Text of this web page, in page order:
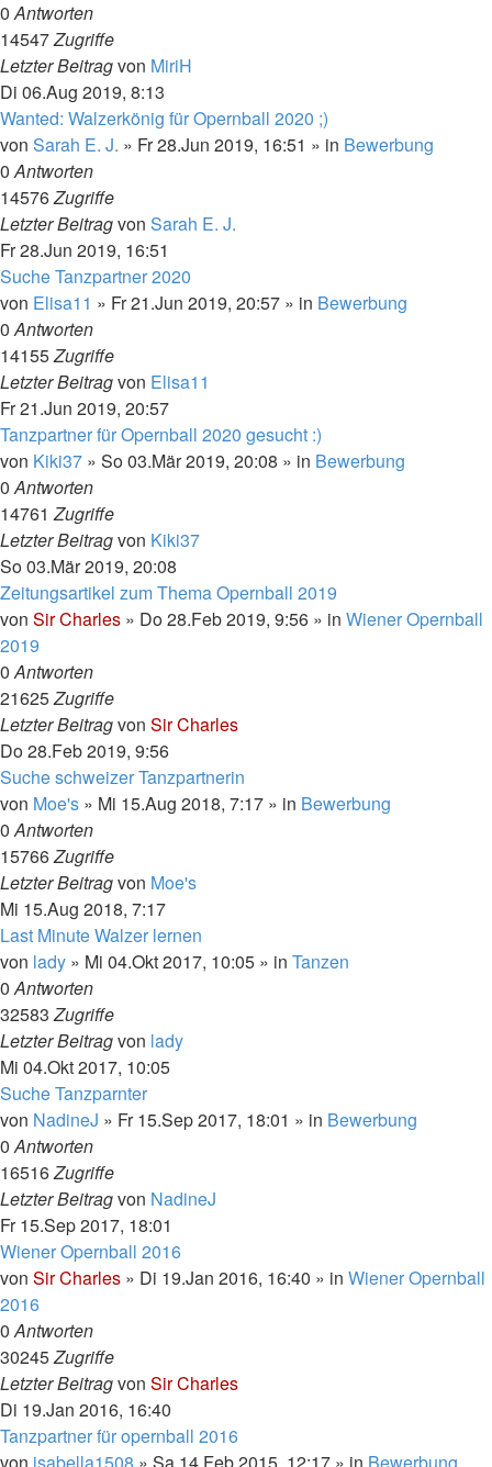
0Antworten
14547Zugriffe
Letzter Beitragvon MiriH
Di 06.Aug 2019, 8:13
Wanted: Walzerkönig für Opernball 2020 ;)
von Sarah E. J. » Fr 28.Jun 2019, 16:51 » in Bewerbung
0Antworten
14576Zugriffe
Letzter Beitragvon Sarah E. J.
Fr 28.Jun 2019, 16:51
Suche Tanzpartner 2020
von Elisa11 » Fr 21.Jun 2019, 20:57 » in Bewerbung
0Antworten
14155Zugriffe
Letzter Beitragvon Elisa11
Fr 21.Jun 2019, 20:57
Tanzpartner für Opernball 2020 gesucht :)
von Kiki37 » So 03.Mär 2019, 20:08 » in Bewerbung
0Antworten
14761Zugriffe
Letzter Beitragvon Kiki37
So 03.Mär 2019, 20:08
Zeitungsartikel zum Thema Opernball 2019
von Sir Charles » Do 28.Feb 2019, 9:56 » in Wiener Opernball
2019
0Antworten
21625Zugriffe
Letzter Beitragvon Sir Charles
Do 28.Feb 2019, 9:56
Suche schweizer Tanzpartnerin
von Moe's » Mi 15.Aug 2018, 7:17 » in Bewerbung
0Antworten
15766Zugriffe
Letzter Beitragvon Moe's
Mi 15.Aug 2018, 7:17
Last Minute Walzer lernen
von lady » Mi 04.Okt 2017, 10:05 » in Tanzen
0Antworten
32583Zugriffe
Letzter Beitragvon lady
Mi 04.Okt 2017, 10:05
Suche Tanzparnter
von NadineJ » Fr 15.Sep 2017, 18:01 » in Bewerbung
0Antworten
16516Zugriffe
Letzter Beitragvon NadineJ
Fr 15.Sep 2017, 18:01
Wiener Opernball 2016
von Sir Charles » Di 19.Jan 2016, 16:40 » in Wiener Opernball
2016
0Antworten
30245Zugriffe
Letzter Beitragvon Sir Charles
Di 19.Jan 2016, 16:40
Tanzpartner für opernball 2016